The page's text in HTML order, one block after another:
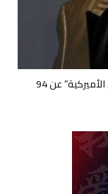
وفاة كلايف ديفيس “عملاق صناعة الموسيقى الأميركية” عن 94